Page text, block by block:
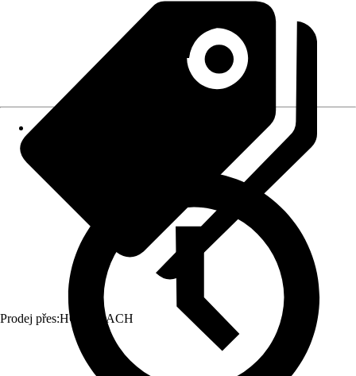
Prodej přes:HORNBACH